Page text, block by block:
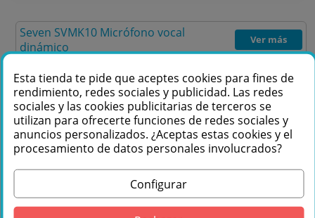
Seven SVMK10 Micrófono vocal
dinámico
Ver más
Seven SV8EVENT-TWS altavoz portátil
8" con batería Bluetooth TWS 200W
Ver más
Comprar Pack Karaoke Seven SV8 "Dúo":
Altavoz 8" + 2 Micrófonos de Mano en
Másquesonido con envío rápido
Esta tienda te pide que aceptes cookies para fines de
rendimiento, redes sociales y publicidad. Las redes
sociales y las cookies publicitarias de terceros se
utilizan para ofrecerte funciones de redes sociales y
anuncios personalizados. ¿Aceptas estas cookies y el
procesamiento de datos personales involucrados?
Configurar